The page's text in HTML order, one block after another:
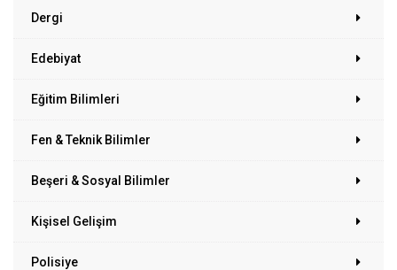
Dergi
Edebiyat
Eğitim Bilimleri
Fen & Teknik Bilimler
Beşeri & Sosyal Bilimler
Kişisel Gelişim
Polisiye